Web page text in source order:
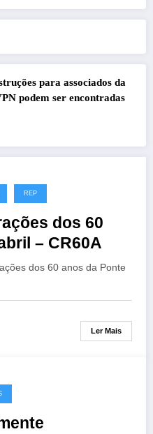
para associados da
podem ser encontradas
REP
dos 60
– CR60A
dos 60 anos da Ponte
Ler Mais